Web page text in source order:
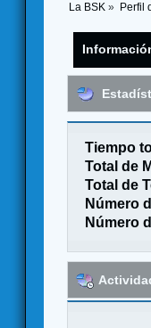
La BSK » Perfil
Tiempo
Total de
Total de
Número
Número